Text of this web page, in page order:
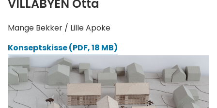
VILLABYEN Otta
Mange Bekker / Lille Apoke
Konseptskisse(PDF, 18 MB)